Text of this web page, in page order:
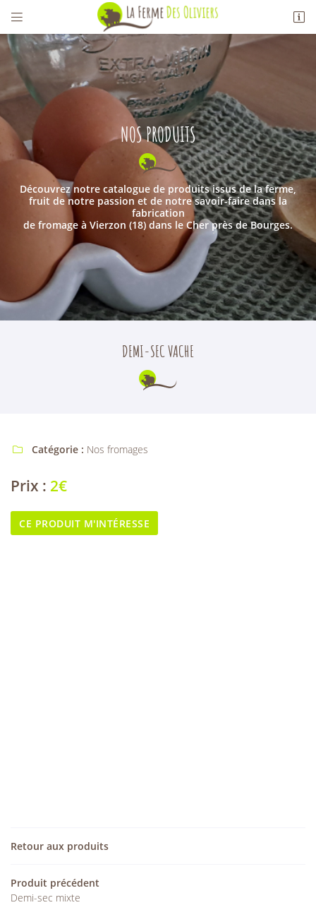

PRODUITS
ACTUALITÉS

18100 Vierzon
02 48 75 17 94
Adresse email de réception
Recopier le code ci-contre
Rafraîchir le captcha
En cochant cette case, vous consentez à recevoir nos propositions commerciales à
l'adresse email indiqué ci-dessus. Vous pouvez vous désinscrire à tout moment en
INSCRIPTION
NOS PRODUITS
Découvrez notre catalogue de produits issus de la ferme,
fruit de notre passion et de notre savoir-faire dans la
fabrication
de fromage à Vierzon (18) dans le Cher près de Bourges.
DEMI-SEC VACHE
 Catégorie : Nos fromages
Prix : 2€
CE PRODUIT M'INTÉRESSE
Retour aux produits
Produit précédent
Demi-sec mixte